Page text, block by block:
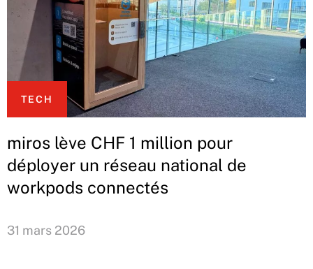
TECH
miros lève CHF 1 million pour
déployer un réseau national de
workpods connectés
31 mars 2026